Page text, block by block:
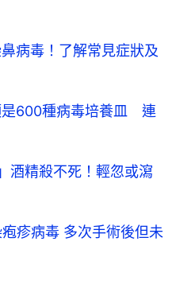
病毒！了解常見症狀及
是600種病毒培養皿 連
酒精殺不死！輕忽或瀉
疹病毒 多次手術後但未